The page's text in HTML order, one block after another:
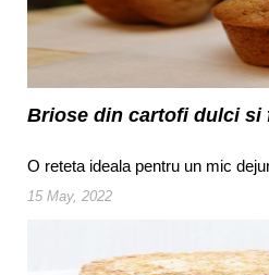
Briose din cartofi dulci si
O reteta ideala pentru un mic
15 May, 2022